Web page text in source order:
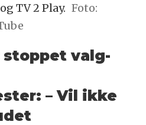
TV 2 Play. Foto:
valg-
– Vil ikke